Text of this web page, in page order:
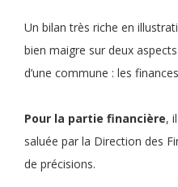
Un bilan très riche en
bien maigre sur deux
d’une commune : les
Pour la partie financière,
saluée par la Direction des
de précisions.